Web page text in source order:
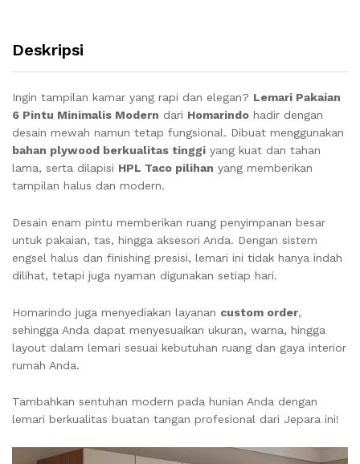
Deskripsi
Ingin tampilan kamar yang rapi dan elegan? Lemari Pakaian
6 Pintu Minimalis Modern dari Homarindo hadir dengan
desain mewah namun tetap fungsional. Dibuat menggunakan
bahan plywood berkualitas tinggi yang kuat dan tahan
lama, serta dilapisi HPL Taco pilihan yang memberikan
tampilan halus dan modern.
Desain enam pintu memberikan ruang penyimpanan besar
untuk pakaian, tas, hingga aksesori Anda. Dengan sistem
engsel halus dan finishing presisi, lemari ini tidak hanya indah
dilihat, tetapi juga nyaman digunakan setiap hari.
Homarindo juga menyediakan layanan custom order,
sehingga Anda dapat menyesuaikan ukuran, warna, hingga
layout dalam lemari sesuai kebutuhan ruang dan gaya interior
rumah Anda.
Tambahkan sentuhan modern pada hunian Anda dengan
lemari berkualitas buatan tangan profesional dari Jepara ini!